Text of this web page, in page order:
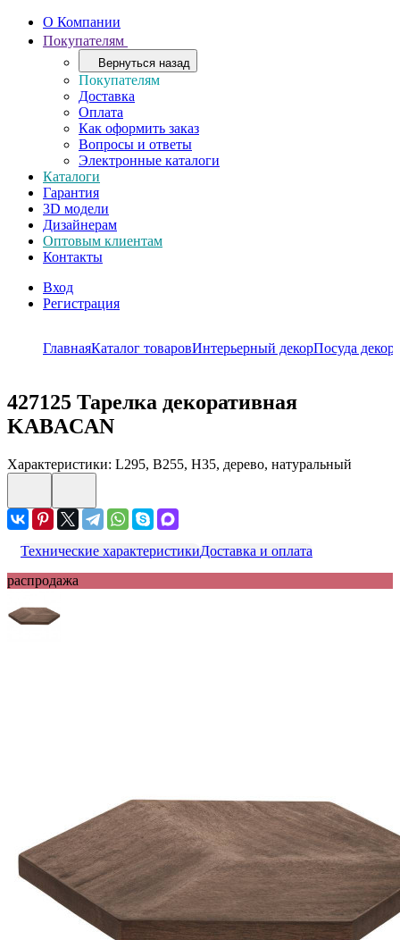
О Компании
Покупателям
Вернуться назад
Покупателям
Доставка
Оплата
Как оформить заказ
Вопросы и ответы
Электронные каталоги
Каталоги
Гарантия
3D модели
Дизайнерам
Оптовым клиентам
Контакты
Вход
Регистрация
ГлавнаяКаталог товаровИнтерьерный декорПосуда
427125 Тарелка декоративная
KABACAN
Характеристики: L295, B255, H35, дерево, натуральный
Технические характеристикиДоставка и оплата
распродажа